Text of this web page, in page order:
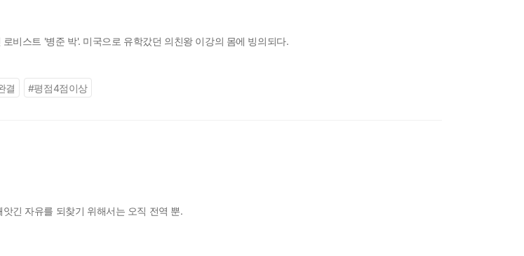
비스트 '병준 박'. 미국으로 유학갔던 의친왕 이강의 몸에 빙의되다.
결 #평점4점이상
긴 자유를 되찾기 위해서는 오직 전역 뿐.